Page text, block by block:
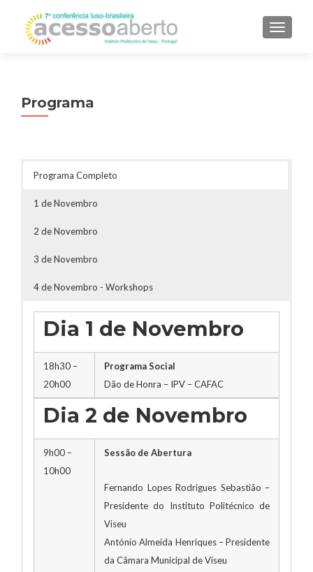
Programa
Programa Completo
1 de Novembro
2 de Novembro
3 de Novembro
4 de Novembro - Workshops
Dia 1 de Novembro
18h30 –
20h00
Programa Social
Dão de Honra – IPV – CAFAC
Dia 2 de Novembro
9h00 –
10h00
Sessão de Abertura
Fernando Lopes Rodrigues Sebastião –
Presidente do Instituto Politécnico de
Viseu
António Almeida Henriques – Presidente
da Câmara Municipal de Viseu